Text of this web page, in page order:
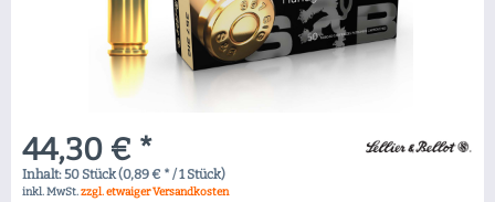
44,30 € *
Inhalt:50 Stück (0,89 € * / 1 Stück)
inkl. MwSt.zzgl. etwaiger Versandkosten